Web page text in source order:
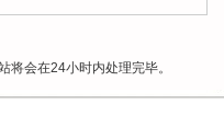
会在24小时内处理完毕。